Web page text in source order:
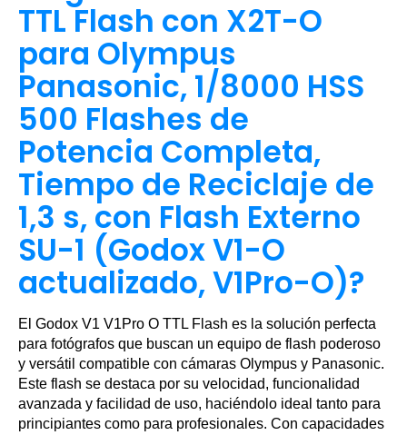
TTL Flash con X2T-O
para Olympus
Panasonic, 1/8000 HSS
500 Flashes de
Potencia Completa,
Tiempo de Reciclaje de
1,3 s, con Flash Externo
SU-1 (Godox V1-O
actualizado, V1Pro-O)?
El Godox V1 V1Pro O TTL Flash es la solución perfecta
para fotógrafos que buscan un equipo de flash poderoso
y versátil compatible con cámaras Olympus y Panasonic.
Este flash se destaca por su velocidad, funcionalidad
avanzada y facilidad de uso, haciéndolo ideal tanto para
principiantes como para profesionales. Con capacidades